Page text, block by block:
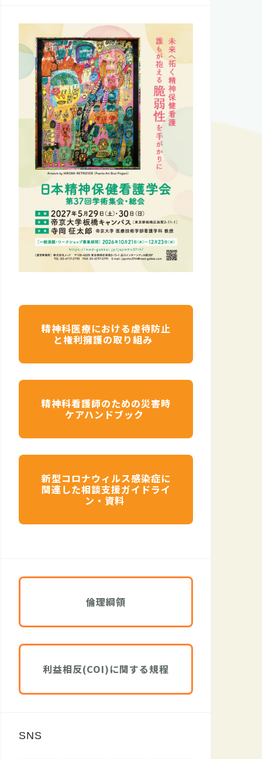
精神科医療における虐待防止
と権利擁護の取り組み
精神科看護師のための災害時
ケアハンドブック
新型コロナウィルス感染症に
関連した相談支援ガイドライ
ン・資料
倫理綱領
利益相反(COI)に関する規程
SNS